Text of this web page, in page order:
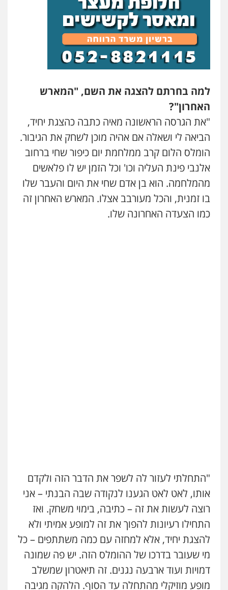
למה בחרתם להצגה את השם, "המארש
האחרון"?
"את הגרסה הראשונה מאיה כתבה כהצגת יחיד,
הביאה לי ושאלה אם אהיה מוכן לשחק את הגיבור.
הומלס הלום קרב ממלחמת יום כיפור שחי ברחוב
אלנבי פינת העליה וכו' וכל הזמן יש לו פלאשים
מהמלחמה. הוא בן אדם שחי את היום והעבר שלו
בו זמנית, והכל מעורבב אצלו. המארש האחרון זה
כמו הצעדה האחרונה שלו.
"התחלתי לעזור לה לשפר את הדבר הזה ולקדם
אותו, לאט לאט הגענו לנקודה שבה הבנתי – אני
רוצה לעשות את זה – כתיבה, בימוי משחק. ואז
התחילו רעיונות להפוך את זה למופע אמיתי ולא
להצגת יחיד, אלא למחזה עם כמה משתתפים – כל
מי שעובר בדרכו של ההומלס הזה. יש פה שמונה
דמויות ועוד ארבעה נגנים. זה תיאטרון שמשלב
מופע מוזיקלי מהתחלה עד הסוף. הלהקה מגיבה